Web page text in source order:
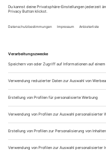
Die Verbindung aus
Risikobereitschaftist es, die
schwebend über Abgründe
herum still – die Symbiose
Stärke ist einfach
Oft ist nicht nur die Höhe
auch die Länge der Highline.